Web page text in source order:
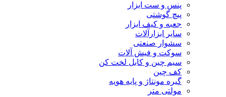
پنس و ست ابزار
پیچ گوشتی
جعبه و کیف ابزار
سایر ابزارآلات
سشوار صنعتی
سوکت و فیش آلات
سیم چین و کابل لخت کن
کف چین
گیره مونتاژ و پایه هویه
مولتی متر